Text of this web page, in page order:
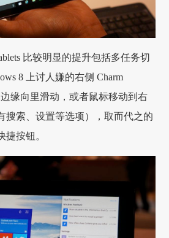
比较明显的提升包括多任务切
8 上讨人嫌的右侧 Charm
缘向里滑动，或者鼠标移动到右
搜索、设置等选项），取而代之的
捷按钮。